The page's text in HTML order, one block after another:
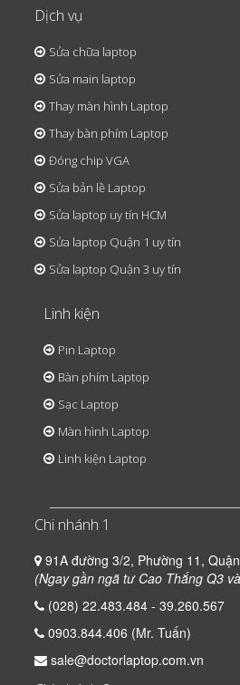
Dịch vụ
Sửa chữa laptop
Sửa main laptop
Thay màn hình Laptop
Thay bàn phím Laptop
Đóng chip VGA
Sửa bản lề Laptop
Sửa laptop uy tín HCM
Sửa laptop Quận 1 uy tín
Sửa laptop Quận 3 uy tín
Linh kiện
Pin Laptop
Bàn phím Laptop
Sạc Laptop
Màn hình Laptop
Linh kiện Laptop
Chi nhánh 1
91A đường 3/2, Phường 11,
(Ngay gần ngã tư Cao Thắng Q3
(028) 22.483.484 - 39.260.567
0903.844.406 (Mr. Tuấn)
sale@doctorlaptop.com.vn